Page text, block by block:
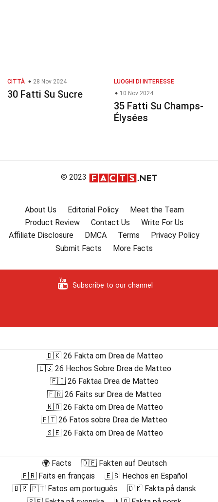
CITTÀ 28 Nov 2024
30 Fatti Su Sucre
LUOGHI DI INTERESSE
10 Nov 2024
35 Fatti Su Champs-
Élysées
© 2023
About Us Editorial Policy
Meet the Team
Product Review
Contact Us
Write For Us
Affiliate Disclosure
DMCA Terms
Privacy Policy
Submit Facts
More Facts
Subscribe to our channel
🇩🇰 26 Fakta om Drea de Matteo
🇪🇸 26 Hechos Sobre Drea de Matteo
🇫🇮 26 Faktaa Drea de Matteo
🇫🇷 26 Faits sur Drea de Matteo
🇳🇴 26 Fakta om Drea de Matteo
🇵🇹 26 Fatos sobre Drea de Matteo
🇸🇪 26 Fakta om Drea de Matteo
🌍 Facts
🇩🇪 Fakten auf Deutsch
🇫🇷 Faits en français
🇪🇸 Hechos en Español
🇧🇷 🇵🇹 Fatos em português
🇩🇰 Fakta på dansk